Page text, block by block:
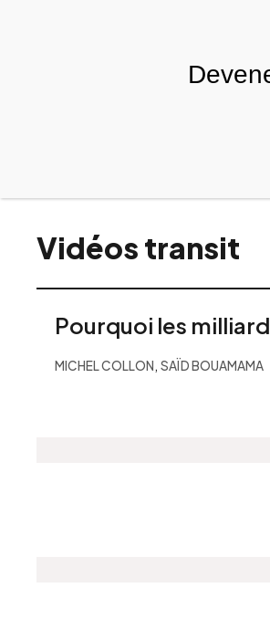
Vidéos transit
Pourquoi les
MICHEL COLLON,SAÏD BOUAMAMA